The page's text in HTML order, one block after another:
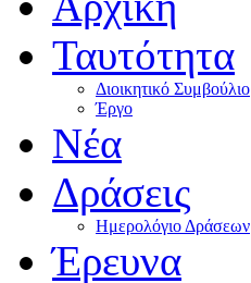
Ταυτότητα
Διοικητικό Συμβούλιο
Έργο
Νέα
Δράσεις
Ημερολόγιο Δράσεων
Έρευνα